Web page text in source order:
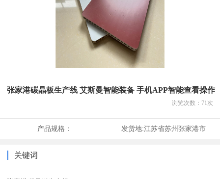
张家港碳晶板生产线 艾斯曼智能装备 手机APP智能查看操作
浏览次数： 71次
产品规格： 发货地:江苏省苏州张家港市
关键词